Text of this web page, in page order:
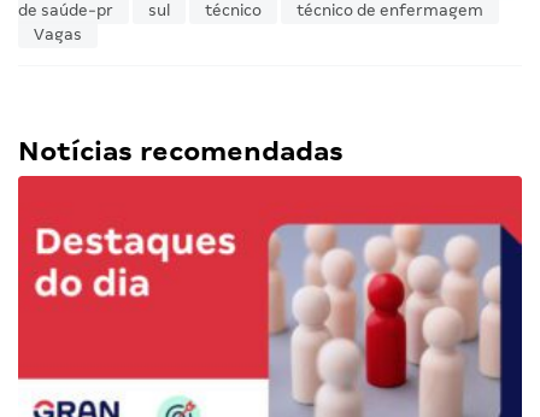
de saúde-pr
sul técnico
técnico de enfermagem
Vagas
Notícias recomendadas